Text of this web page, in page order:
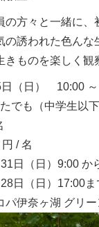
の方々と一緒に
の誘われた色んな
きものを楽しく観
（日） 10:00 ～
も（中学生以下
/ 名
日（日）9:00 か
日（日）17:00ま
伊奈ヶ湖 グリ